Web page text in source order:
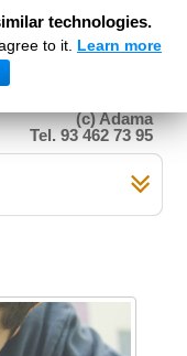
(c) Adama
Tel. 93 462 73 95
technologies.
to it. Learn more